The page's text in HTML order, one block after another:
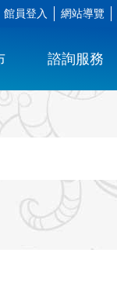
館員登入 網站導覽
諮詢服務